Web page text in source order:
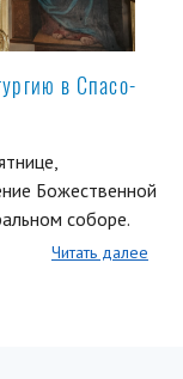
в Спасо-
Божественной
соборе.
Читать далее